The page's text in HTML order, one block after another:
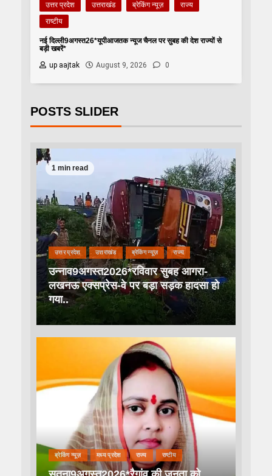
उत्तर प्रदेश उत्तराखंड ब्रेकिंग न्यूज़
राज्य
राष्टीय
नई दिल्ली9अगस्त26*यूपीआजतक न्यूज चैनल पर सुबह की देश राज्यों से
बड़ी खबरें*
up aajtak
August 9, 2026 0
POSTS SLIDER
1 min read
उत्तर प्रदेश उत्तराखंड ब्रेकिंग न्यूज़ राज्य
उन्नाव9अगस्त2026*रविवार सुबह आगरा-
लखनऊ एक्सप्रेस-वे पर बड़ा सड़क हादसा हो
गया..
ब्रेकिंग न्यूज़ मध्य प्रदेश राज्य राष्टीय